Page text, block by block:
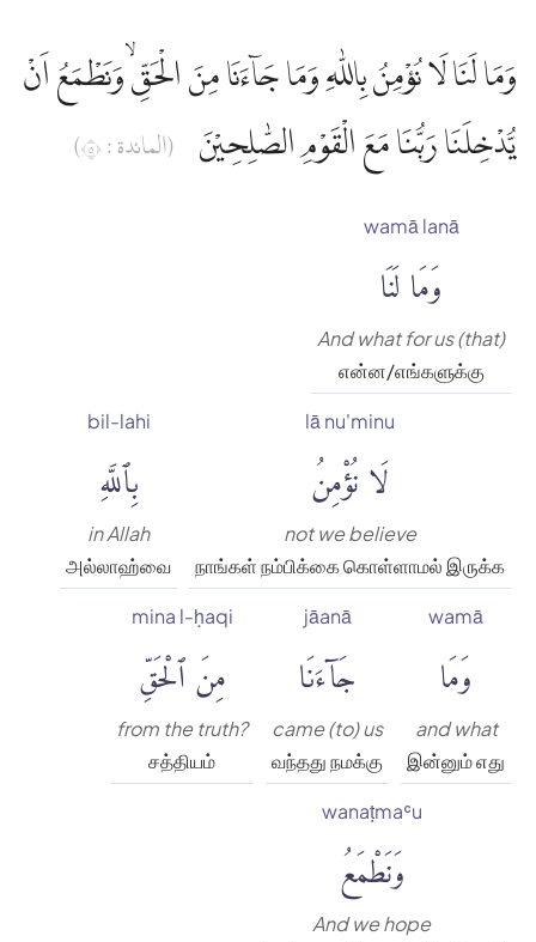
وَمَا لَنَا لَا نُؤْمِنُ بِاللّٰهِ وَمَا جَاۤءَنَا مِنَ الْحَقِّۙ وَنَطْمَعُ اَنْ
يُّدْخِلَنَا رَبُّنَا مَعَ الْقَوْمِ الصّٰلِحِيْنَ
(المائدة : ٥)
wamā lanā
وَمَا لَنَا
And what for us (that)
என்ன/எங்களுக்கு
lā nu'minu
لَا نُؤْمِنُ
not we believe
நாங்கள் நம்பிக்கை கொள்ளாமல் இருக்க
bil-lahi
بِٱللَّهِ
in Allah
அல்லாஹ்வை
wamā
وَمَا
and what
இன்னும் எது
jāanā
جَآءَنَا
came (to) us
வந்தது நமக்கு
mina l-ḥaqi
مِنَ ٱلْحَقِّ
from the truth?
சத்தியம்
wanaṭmaʿu
وَنَطْمَعُ
And we hope